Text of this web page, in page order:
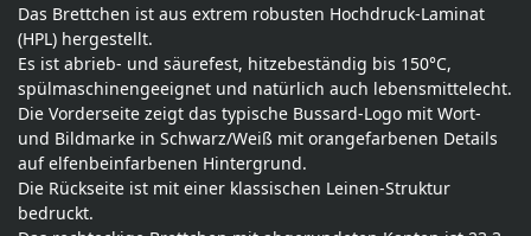
Das Brettchen ist aus extrem robusten Hochdruck-Laminat
(HPL) hergestellt.
Es ist abrieb- und säurefest, hitzebeständig bis 150°C,
spülmaschinengeeignet und natürlich auch lebensmittelecht.
Die Vorderseite zeigt das typische Bussard-Logo mit Wort-
und Bildmarke in Schwarz/Weiß mit orangefarbenen Details
auf elfenbeinfarbenen Hintergrund.
Die Rückseite ist mit einer klassischen Leinen-Struktur
bedruckt.